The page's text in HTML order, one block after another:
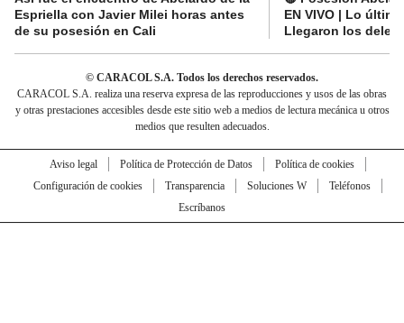
Espriella con Javier Milei horas antes
de su posesión en Cali
EN VIVO | Lo
Llegaron los
© CARACOL S.A. Todos los derechos reservados.
CARACOL S.A. realiza una reserva expresa de las reproducciones y usos de las obras
y otras prestaciones accesibles desde este sitio web a medios de lectura mecánica u otros
medios que resulten adecuados.
Aviso legal Política de Protección de Datos
Política de cookies
Configuración de cookies
Transparencia Soluciones W
Teléfonos
Escríbanos